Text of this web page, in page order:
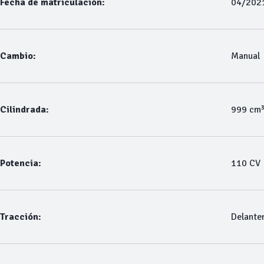
Fecha de matriculación: 04/
Cambio: Manual
Cilindrada: 999 cm³
Potencia: 110 CV
Tracción: